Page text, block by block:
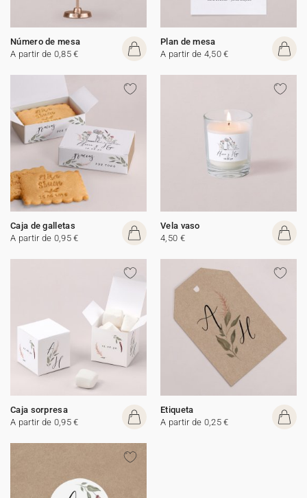
Número de mesa
A partir de 0,85 €
Plan de mesa
A partir de 4,50 €
Caja de galletas
A partir de 0,95 €
Vela vaso
4,50 €
Caja sorpresa
A partir de 0,95 €
Etiqueta
A partir de 0,25 €